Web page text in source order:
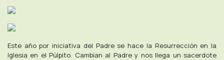
Este año por iniciativa del Padre se hace la Resurrección en la
Iglesia en el Púlpito. Cambian al Padre y nos llega un sacerdote